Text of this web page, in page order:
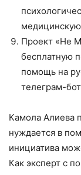
Проект «Не
бесплатную
помощь на
телеграм-
Камола Алиева
нуждается в
инициатива
Как эксперт с